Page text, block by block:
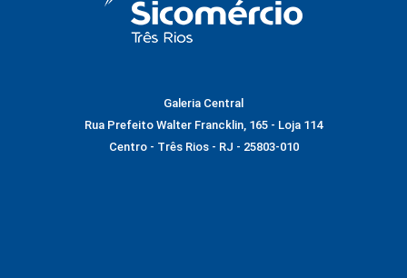
Galeria Central
Rua Prefeito Walter Francklin, 165 - Loja 114
Centro - Três Rios - RJ - 25803-010